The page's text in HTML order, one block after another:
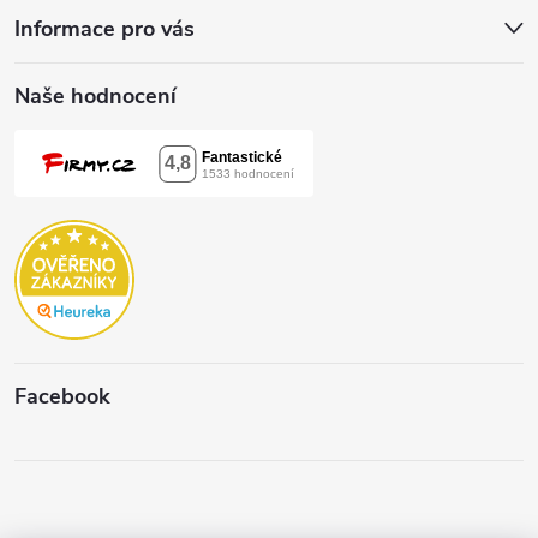
Informace pro vás
Naše hodnocení
Facebook